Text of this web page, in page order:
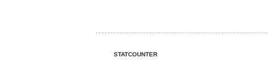
STATCOUNTER